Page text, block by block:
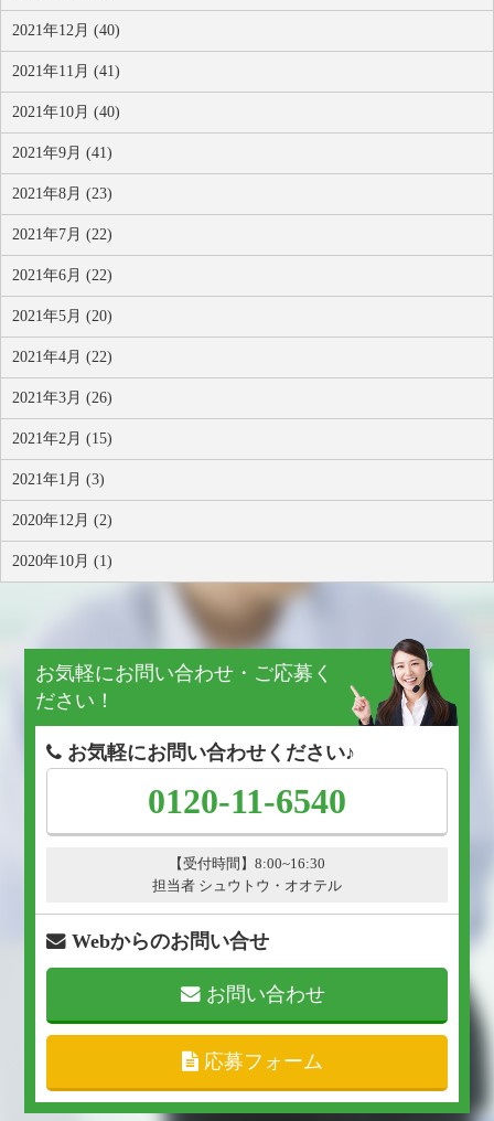
2021年12月 (40)
2021年11月 (41)
2021年10月 (40)
2021年9月 (41)
2021年8月 (23)
2021年7月 (22)
2021年6月 (22)
2021年5月 (20)
2021年4月 (22)
2021年3月 (26)
2021年2月 (15)
2021年1月 (3)
2020年12月 (2)
2020年10月 (1)
お気軽にお問い合わせ・ご応募く
ださい！
お気軽にお問い合わせください♪
0120-11-6540
【受付時間】8:00~16:30
担当者 シュウトウ・オオテル
Webからのお問い合せ
お問い合わせ
応募フォーム